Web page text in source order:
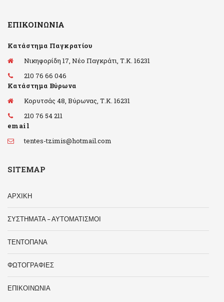
ΕΠΙΚΟΙΝΩΝΊΑ
Κατάστημα Παγκρατίου
Νικηφορίδη 17, Νέο Παγκράτι, Τ.Κ. 16231
210 76 66 046
Κατάστημα Βύρωνα
Κορυτσάς 48, Βύρωνας, Τ.Κ. 16231
210 76 54 211
email
tentes-tzimis@hotmail.com
SITEMAP
ΑΡΧΙΚΗ
ΣΥΣΤΗΜΑΤΑ – ΑΥΤΟΜΑΤΙΣΜΟΙ
ΤΕΝΤΟΠΑΝΑ
ΦΩΤΟΓΡΑΦΙΕΣ
ΕΠΙΚΟΙΝΩΝΙΑ